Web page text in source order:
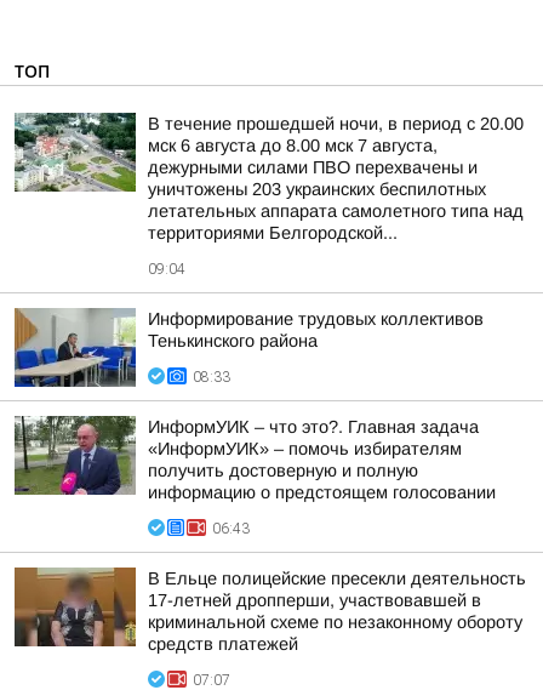
ТОП
В течение прошедшей ночи, в период с 20.00
мск 6 августа до 8.00 мск 7 августа,
дежурными силами ПВО перехвачены и
уничтожены 203 украинских беспилотных
летательных аппарата самолетного типа над
территориями Белгородской...
09:04
Информирование трудовых коллективов
Тенькинского района
08:33
ИнформУИК – что это?. Главная задача
«ИнформУИК» – помочь избирателям
получить достоверную и полную
информацию о предстоящем голосовании
06:43
В Ельце полицейские пресекли деятельность
17-летней дропперши, участвовавшей в
криминальной схеме по незаконному обороту
средств платежей
07:07